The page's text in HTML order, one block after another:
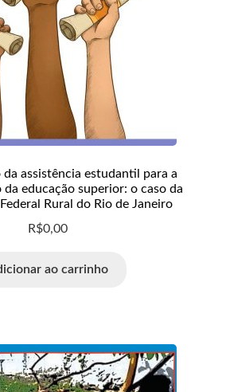
assistência estudantil para a
educação superior: o caso da
Rural do Rio de Janeiro
R$0,00
ao carrinho